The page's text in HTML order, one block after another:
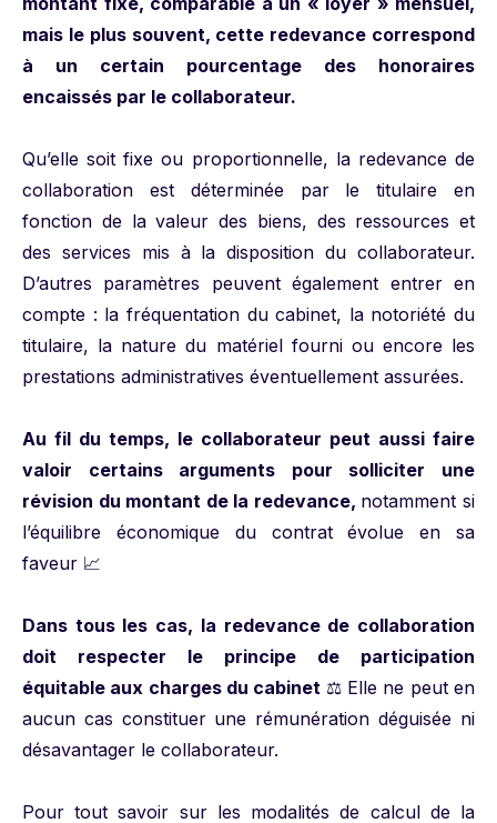
mais le plus souvent, cette redevance correspond
à un certain pourcentage des honoraires
encaissés par le collaborateur.
Qu’elle soit fixe ou proportionnelle, la redevance de
collaboration est déterminée par le titulaire en
fonction de la valeur des biens, des ressources et
des services mis à la disposition du collaborateur.
D’autres paramètres peuvent également entrer en
compte : la fréquentation du cabinet, la notoriété du
titulaire, la nature du matériel fourni ou encore les
prestations administratives éventuellement assurées.
Au fil du temps, le collaborateur peut aussi faire
valoir certains arguments pour solliciter une
révision du montant de la redevance, notamment si
l’équilibre économique du contrat évolue en sa
faveur 📈
Dans tous les cas, la redevance de collaboration
doit respecter le principe de participation
équitable aux charges du cabinet ⚖️ Elle ne peut en
aucun cas constituer une rémunération déguisée ni
désavantager le collaborateur.
Pour tout savoir sur les modalités de calcul de la